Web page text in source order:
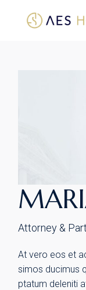
Attorney &
At vero eos et
simos ducimus
ptatum deleniti